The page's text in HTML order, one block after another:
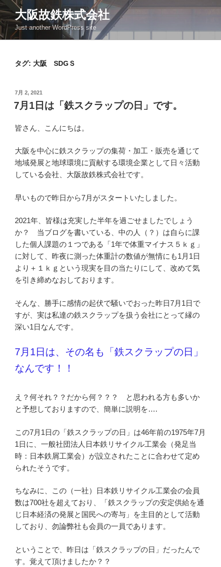
コ
ン
テ
ン
大阪故鉄株式会社
Just another WordPress site
タグ: 大阪 SDGＳ
投
稿
日:
7月 2, 2021
7月1日は「鉄スクラップの日」です。
皆さん、こんにちは。
大阪を中心に鉄スクラップの集荷・加工・販売を通じて
地域発展と地球環境に貢献する環境企業として日々活動
している会社、大阪故鉄株式会社です。
早いもので昨日から7月がスタートいたしました。
2021年、皆様は充実した半年を過ごせましたでしょう
か？ 当ブログを書いている、中の人（？）は自らに課
した個人課題の１つである「1年で体重マイナス５ｋｇ」
に対して、昨夜に測った体重計の数値が無情にも1月1日
より＋１ｋｇという現実を目の当たりにして、改めて気
を引き締めなおしております。
そんな、勝手に感情の起伏で騒いでおった昨日7月1日で
すが、実は私達の鉄スクラップを扱う会社にとって縁の
深い1日なんです。
7月1日は、その名も「鉄スクラップの日」
なんです！！
え？何それ？？だから何？？？ と思われる方も多いか
と予想しておりますので、簡単に説明を….
この7月1日の「鉄スクラップの日」は46年前の1975年7月
1日に、一般社団法人日本鉄リサイクル工業会（発足当
時：日本鉄屑工業会）が設立されたことに合わせて定め
られたそうです。
ちなみに、この（一社）日本鉄リサイクル工業会の会員
数は700社を超えており、「鉄スクラップの安定供給を通
じ日本経済の発展と国民への寄与」を主目的として活動
しており、勿論弊社も会員の一員であります。
ということで、昨日は「鉄スクラップの日」だったんで
す。覚えて頂けましたか？？